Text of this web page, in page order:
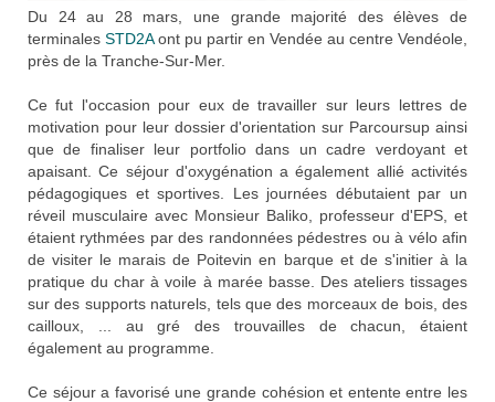
Du 24 au 28 mars, une grande majorité des élèves de
terminales STD2Aont pu partir en Vendée au centre Vendéole,
près de la Tranche-Sur-Mer.
Ce fut l'occasion pour eux de travailler sur leurs lettres de
motivation pour leur dossier d'orientation sur Parcoursup ainsi
que de finaliser leur portfolio dans un cadre verdoyant et
apaisant. Ce séjour d'oxygénation a également allié activités
pédagogiques et sportives. Les journées débutaient par un
réveil musculaire avec Monsieur Baliko, professeur d'EPS, et
étaient rythmées par des randonnées pédestres ou à vélo afin
de visiter le marais de Poitevin en barque et de s'initier à la
pratique du char à voile à marée basse. Des ateliers tissages
sur des supports naturels, tels que des morceaux de bois, des
cailloux, ... au gré des trouvailles de chacun, étaient
également au programme.
Ce séjour a favorisé une grande cohésion et entente entre les